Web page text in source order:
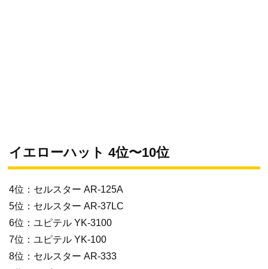
イエローハット 4位〜10位
4位：セルスター AR-125A
5位：セルスター AR-37LC
6位：ユピテル YK-3100
7位：ユピテル YK-100
8位：セルスター AR-333